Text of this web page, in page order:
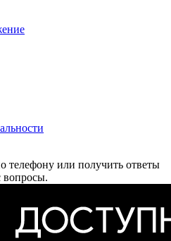
телефону или получить ответы
вопросы.